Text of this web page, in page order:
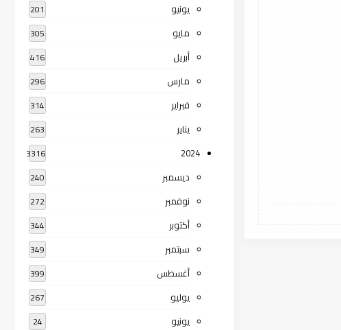
يونيو 201
مايو 305
أبريل 416
مارس 296
فبراير 314
يناير 263
2024
3316
ديسمبر 240
نوفمبر 272
أكتوبر 344
سبتمبر 349
أغسطس 399
يوليو 267
يونيو 24